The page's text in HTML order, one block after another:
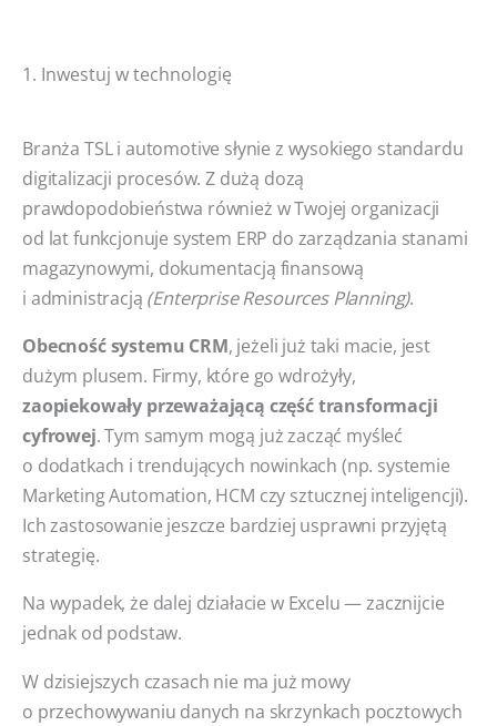
1. Inwestuj w technologię
Branża TSL i automotive słynie z wysokiego standardu
digitalizacji procesów. Z dużą dozą
prawdopodobieństwa również w Twojej organizacji
od lat funkcjonuje system ERP do zarządzania stanami
magazynowymi, dokumentacją finansową
i administracją (Enterprise Resources Planning).
Obecność systemu CRM, jeżeli już taki macie, jest
dużym plusem. Firmy, które go wdrożyły,
zaopiekowały przeważającą część transformacji
cyfrowej. Tym samym mogą już zacząć myśleć
o dodatkach i trendujących nowinkach (np. systemie
Marketing Automation, HCM czy sztucznej inteligencji).
Ich zastosowanie jeszcze bardziej usprawni przyjętą
strategię.
Na wypadek, że dalej działacie w Excelu — zacznijcie
jednak od podstaw.
W dzisiejszych czasach nie ma już mowy
o przechowywaniu danych na skrzynkach pocztowych